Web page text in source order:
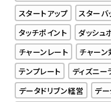
スタートアップ
スターバ
タッチポイント
ダッシュ
チャーンレート
チャー
テンプレート
ディズニー
データドリブン経営
デ